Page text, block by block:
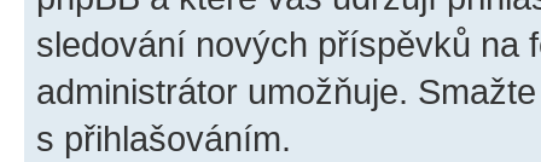
sledování nových příspěvků na
administrátor umožňuje.
s přihlašováním.